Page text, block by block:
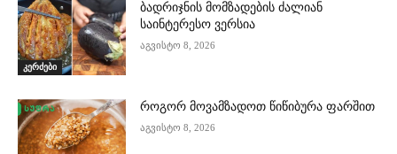
კერძები
ბადრიჯნის მომზადების ძალიან
საინტერესო ვერსია
აგვისტო 8, 2026
როგორ მოვამზადოთ წიწიბურა ფარშით
აგვისტო 8, 2026